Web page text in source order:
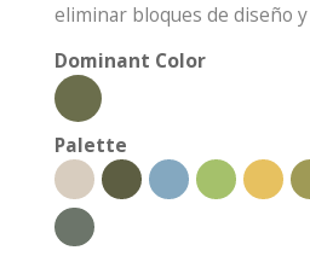
eliminar bloques de diseño y
Dominant Color
Palette